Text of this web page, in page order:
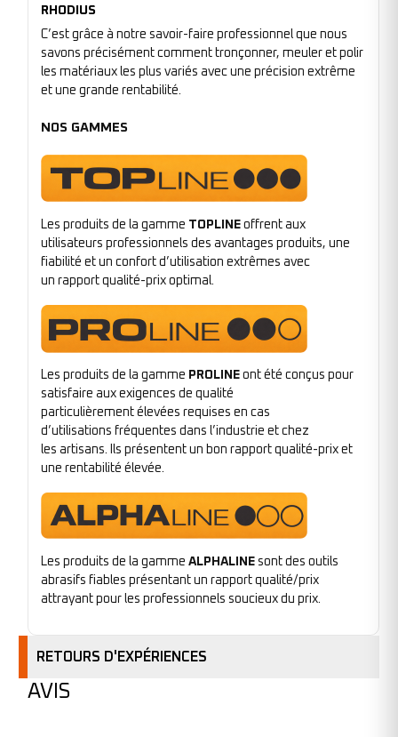
RHODIUS
C’est grâce à notre savoir-faire professionnel que nous
savons précisément comment tronçonner, meuler et polir
les matériaux les plus variés avec une précision extrême
et une grande rentabilité.
NOS GAMMES
Les produits de la gamme TOPLINE offrent aux
utilisateurs professionnels des avantages produits, une
fiabilité et un confort d’utilisation extrêmes avec
un rapport qualité-prix optimal.
Les produits de la gamme PROLINE ont été conçus pour
satisfaire aux exigences de qualité
particulièrement élevées requises en cas
d’utilisations fréquentes dans l’industrie et chez
les artisans. Ils présentent un bon rapport qualité-prix et
une rentabilité élevée.
Les produits de la gamme ALPHALINE sont des outils
abrasifs fiables présentant un rapport qualité/prix
attrayant pour les professionnels soucieux du prix.
RETOURS D'EXPÉRIENCES
AVIS